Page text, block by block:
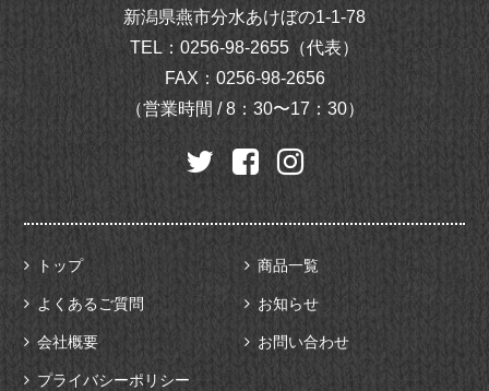
新潟県燕市分水あけぼの1-1-78
TEL： 0256-98-2655（代表）
FAX：0256-98-2656
（営業時間 / 8：30〜17：30）
トップ 商品一覧
よくあるご質問 お知らせ
会社概要 お問い合わせ
プライバシーポリシー